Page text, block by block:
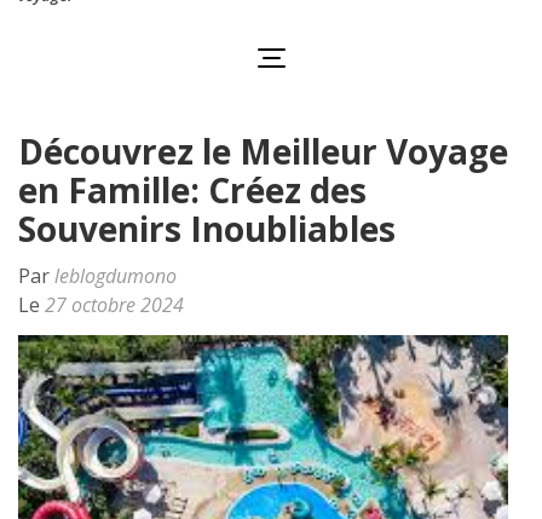
Découvrez le Meilleur Voyage
en Famille: Créez des
Souvenirs Inoubliables
Parleblogdumono
Le 27 octobre 2024